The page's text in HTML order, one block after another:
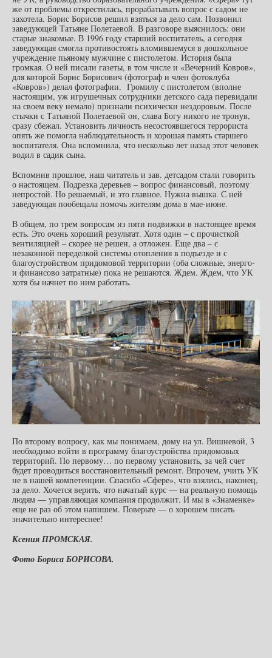
же от проблемы открестилась, прорабатывать вопрос с садом не
захотела. Борис Борисов решил взяться за дело сам. Позвонил
заведующей Татьяне Полетаевой. В разговоре выяснилось: они
старые знакомые. В 1996 году старший воспитатель, а сегодня
заведующая смогла противостоять вломившемуся в дошкольное
учреждение пьяному мужчине с пистолетом. История была
громкая. О ней писали газеты, в том числе и «Вечерний Ковров»,
для которой Борис Борисович (фотограф и член фотоклуба
«Ковров») делал фотографии. Громилу с пистолетом (вполне
настоящим, уж игрушечных сотрудники детского сада перевидали
на своем веку немало) признали психически нездоровым. После
стычки с Татьяной Полетаевой он, слава Богу никого не тронув,
сразу сбежал. Установить личность несостоявшегося террориста
опять же помогла наблюдательность и хорошая память старшего
воспитателя. Она вспомнила, что несколько лет назад этот человек
водил в садик сына.
Вспомнив прошлое, наш читатель и зав. детсадом стали говорить
о настоящем. Подрезка деревьев – вопрос финансовый, поэтому
непростой. Но решаемый, и это главное. Нужна вышка. С ней
заведующая пообещала помочь жителям дома в мае-июне.
В общем, по трем вопросам из пяти подвижки в настоящее время
есть. Это очень хороший результат. Хотя один – с прочисткой
вентиляцией – скорее не решен, а отложен. Еще два – с
незаконной переделкой системы отопления в подъезде и с
благоустройством придомовой территории (оба сложные, энерго-
и финансово затратные) пока не решаются. Ждем. Ждем, что УК
хотя бы начнет по ним работать.
По второму вопросу, как мы понимаем, дому на ул. Вишневой, 3
необходимо войти в программу благоустройства придомовых
территорий. По первому… по первому установить, за чей счет
будет проводиться восстановительный ремонт. Впрочем, учить УК
не в нашей компетенции. Спасибо «Сфере», что взялись, наконец,
за дело. Хочется верить, что начатый курс — на реальную помощь
людям — управляющая компания продолжит. И мы в «Знаменке»
еще не раз об этом напишем. Поверьте — о хорошем писать
значительно интереснее!
Ксения ПРОМСКАЯ.
Фото Бориса БОРИСОВА.